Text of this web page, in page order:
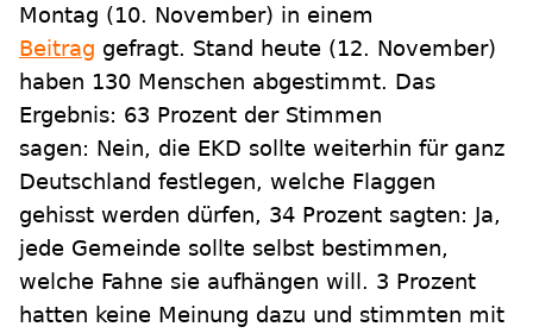
Montag (10. November) in einem
Beitrag gefragt. Stand heute (12. November)
haben 130 Menschen abgestimmt. Das
Ergebnis: 63 Prozent der Stimmen
sagen: Nein, die EKD sollte weiterhin für ganz
Deutschland festlegen, welche Flaggen
gehisst werden dürfen, 34 Prozent sagten: Ja,
jede Gemeinde sollte selbst bestimmen,
welche Fahne sie aufhängen will. 3 Prozent
hatten keine Meinung dazu und stimmten mit